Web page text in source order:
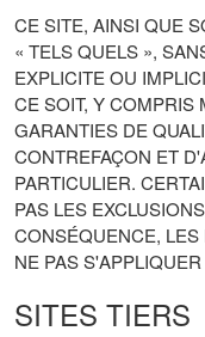
CE SITE, AINSI QUE
« TELS QUELS »,
EXPLICITE OU
CE SOIT, Y COMPRIS
GARANTIES DE
CONTREFAÇON ET
PARTICULIER.
PAS LES
CONSÉQUENCE,
NE PAS
SITES TIERS